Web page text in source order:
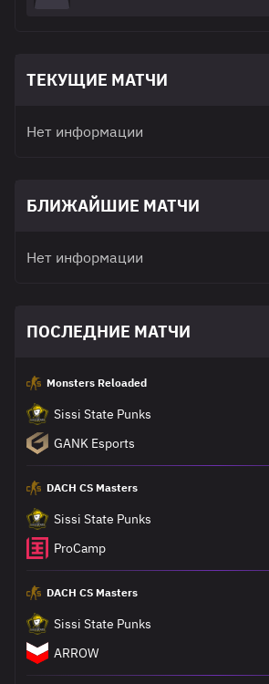
ТЕКУЩИЕ МАТЧИ
Нет информации
БЛИЖАЙШИЕ МАТЧИ
Нет информации
ПОСЛЕДНИЕ МАТЧИ
Monsters Reloaded
Sissi State Punks
GANK Esports
DACH CS Masters
Sissi State Punks
ProCamp
DACH CS Masters
Sissi State Punks
ARROW